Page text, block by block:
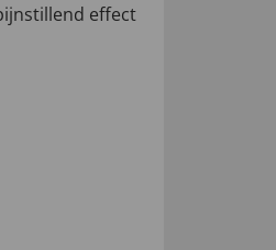
effect